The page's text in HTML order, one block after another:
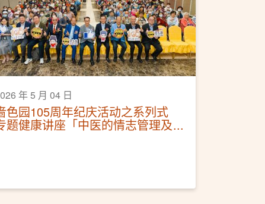
年 5 月 04 日
色园105周年纪庆活动之系列式
题健康讲座「中医的情志管理及